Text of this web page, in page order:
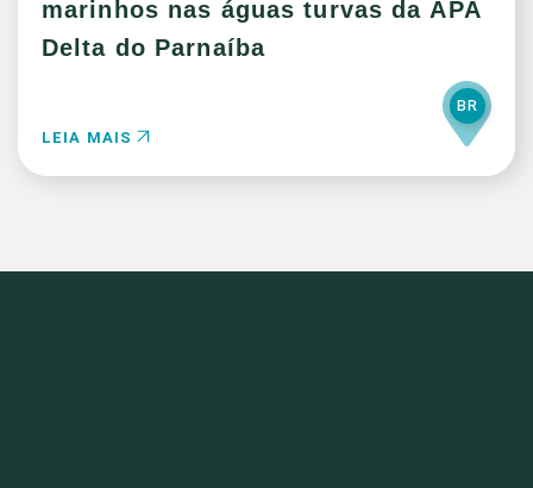
marinhos nas águas turvas da APA
Delta do Parnaíba
LEIA MAIS
BR